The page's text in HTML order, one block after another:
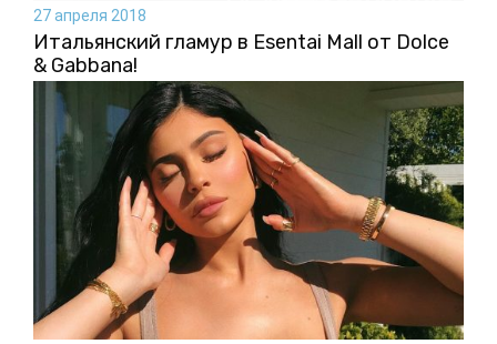
27 апреля 2018
Итальянский гламур в Esentai Mall от Dolce
& Gabbana!